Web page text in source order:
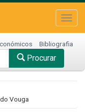
Bibliografia
Procurar
Vouga